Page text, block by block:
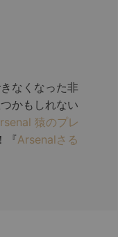
なくなった非
かもしれない
猿のプレ
『Arsenalさる